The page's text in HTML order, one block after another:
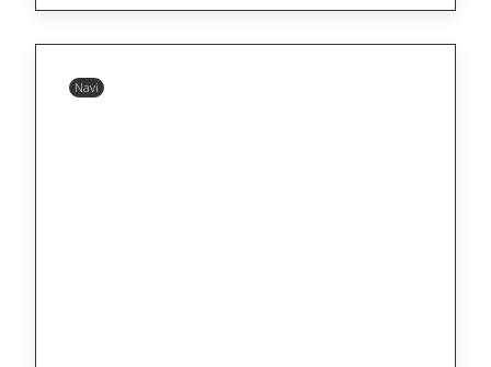
Navi